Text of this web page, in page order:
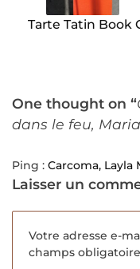
Tarte Tatin Book
One thought on “
dans le feu,
Ping : Carcoma, Layla
Laisser un
Votre adresse e-
champs